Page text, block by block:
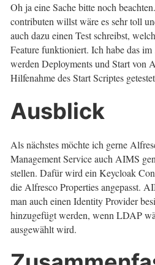
Oh ja eine Sache bitte noch
contributen willst wäre es sehr toll
auch dazu einen Test schreibst,
Feature funktioniert. Ich habe das
werden Deployments und Start von
Hilfenahme des Start Scriptes
Ausblick
Als nächstes möchte ich gerne
Management Service auch AIMS
stellen. Dafür wird ein Keycloak
die Alfresco Properties angepasst.
man auch einen Identity Provider
hinzugefügt werden, wenn LDAP
ausgewählt wird.